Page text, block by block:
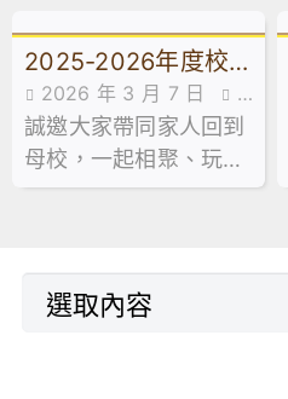
2025-2026年度校
友同樂日
2026 年 3 月 7 日
友會消息
誠邀大家帶同家人回到
母校，一起相聚、玩
樂、重溫校園回憶。